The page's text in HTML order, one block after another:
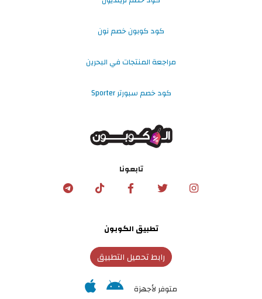
كود كوبون خصم نون
مراجعة المنتجات في البحرين
كود خصم سبورتر Sporter
تابعونا
تطبيق الكوبون
رابط تحميل التطبيق
متوفر لأجهزة